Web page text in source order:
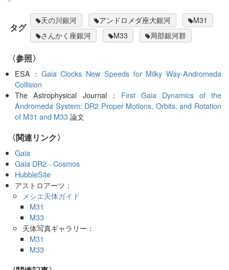
タグ
天の川銀河 アンドロメダ座大銀河
M31
さんかく座銀河
M33 局部銀河群
〈参照〉
ESA： Gaia Clocks New Speeds for Milky Way-Andromeda
Collision
The Astrophysical Journal： First Gaia Dynamics of the
Andromeda System: DR2 Proper Motions, Orbits, and Rotation
of M31 and M33論文
〈関連リンク〉
Gaia
Gaia DR2 - Cosmos
HubbleSite
アストロアーツ：
メシエ天体ガイド
M31
M33
天体写真ギャラリー：
M31
M33